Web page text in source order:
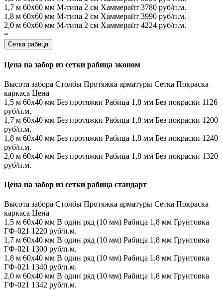
1,7 м 60х60 мм М-типа 2 см Хаммерайт 3780 руб/п.м.
1,8 м 60х60 мм М-типа 2 см Хаммерайт 3990 руб/п.м.
2,0 м 60х60 мм М-типа 2 см Хаммерайт 4224 руб/п.м.
=
Сетка рабица
Цена на забор из сетки рабица эконом
Высота забора Столбы Протяжка арматуры Сетка Покраска
каркаса Цена
1,5 м 60х40 мм Без протяжки Рабица 1,8 мм Без покраски 1126
руб/п.м.
1,7 м 60х40 мм Без протяжки Рабица 1,8 мм Без покраски 1200
руб/п.м.
1,8 м 60х40 мм Без протяжки Рабица 1,8 мм Без покраски 1240
руб/п.м.
2,0 м 60х40 мм Без протяжки Рабица 1,8 мм Без покраски 1320
руб/п.м.
Цена на забор из сетки рабица стандарт
Высота забора Столбы Протяжка арматуры Сетка Покраска
каркаса Цена
1,5 м 60х40 мм В один ряд (10 мм) Рабица 1,8 мм Грунтовка
ГФ-021 1220 руб/п.м.
1,7 м 60х40 мм В один ряд (10 мм) Рабица 1,8 мм Грунтовка
ГФ-021 1300 руб/п.м.
1,8 м 60х40 мм В один ряд (10 мм) Рабица 1,8 мм Грунтовка
ГФ-021 1340 руб/п.м.
2,0 м 60х40 мм В один ряд (10 мм) Рабица 1,8 мм Грунтовка
ГФ-021 1342 руб/п.м.